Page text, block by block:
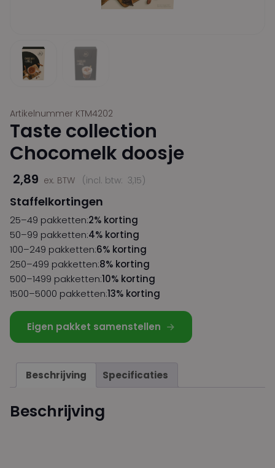
Artikelnummer KTM4202
Taste collection
Chocomelk doosje
2,89 ex. BTW (incl. btw: 3,15)
Staffelkortingen
25–49 pakketten:2% korting
50–99 pakketten:4% korting
100–249 pakketten:6% korting
250–499 pakketten:8% korting
500–1499 pakketten:10% korting
1500–5000 pakketten:13% korting
Eigen pakket samenstellen
Beschrijving Specificaties
Beschrijving